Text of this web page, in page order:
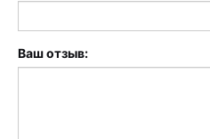
Ваш отзыв: